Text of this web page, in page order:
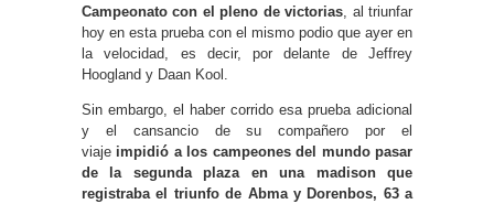
Campeonato con el pleno de victorias , al triunfar
hoy en esta prueba con el mismo podio que ayer en
la velocidad, es decir, por delante de Jeffrey
Hoogland y Daan Kool.
Sin embargo, el haber corrido esa prueba adicional
y el cansancio de su compañero por el
viaje impidió a los campeones del mundo pasar
de la segunda plaza en una madison que
registraba el triunfo de Abma y Dorenbos, 63 a